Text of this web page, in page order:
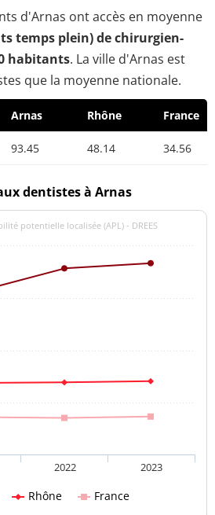
d'Arnas ont accès en moyenne
temps plein) de chirurgien-
habitants. La ville d'Arnas est
que la moyenne nationale.
Arnas Rhône France
93.45 48.14 34.56
dentistes à Arnas
potentielle localisée (APL) - DREES
Rhône France
2022 2023